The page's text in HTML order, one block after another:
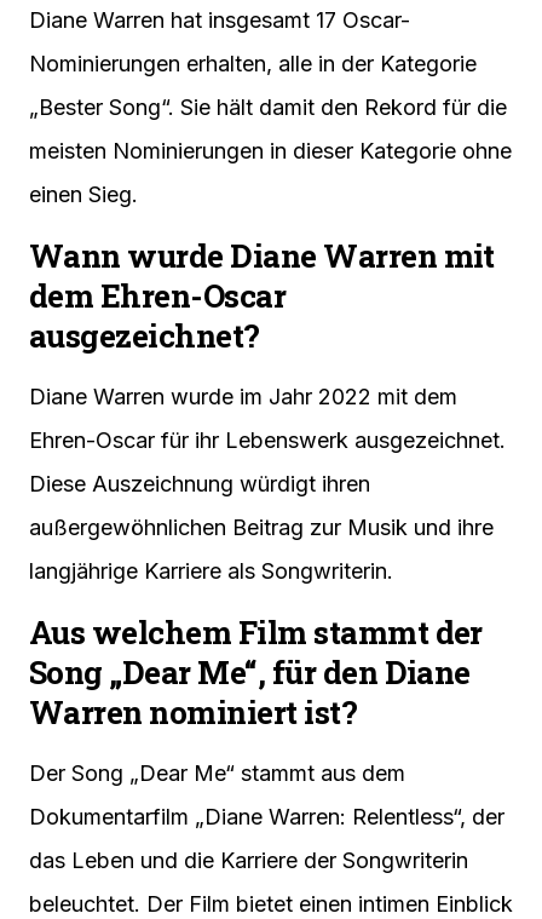
Diane Warren hat insgesamt 17 Oscar-
Nominierungen erhalten, alle in der Kategorie
„Bester Song“. Sie hält damit den Rekord für die
meisten Nominierungen in dieser Kategorie ohne
einen Sieg.
Wann wurde Diane Warren mit
dem Ehren-Oscar
ausgezeichnet?
Diane Warren wurde im Jahr 2022 mit dem
Ehren-Oscar für ihr Lebenswerk ausgezeichnet.
Diese Auszeichnung würdigt ihren
außergewöhnlichen Beitrag zur Musik und ihre
langjährige Karriere als Songwriterin.
Aus welchem Film stammt der
Song „Dear Me“, für den Diane
Warren nominiert ist?
Der Song „Dear Me“ stammt aus dem
Dokumentarfilm „Diane Warren: Relentless“, der
das Leben und die Karriere der Songwriterin
beleuchtet. Der Film bietet einen intimen Einblick